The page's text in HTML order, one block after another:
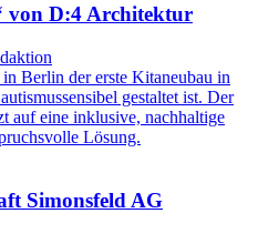
von D:4 Architektur
Berlin der erste Kitaneubau in
gestaltet ist. Der
auf eine inklusive, nachhaltige
Lösung.
Simonsfeld AG